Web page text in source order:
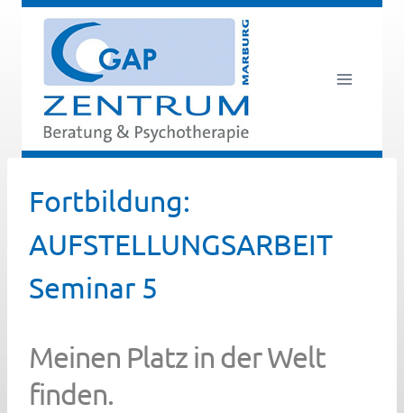
Zum
springen
Fortbildung:
AUFSTELLUNGSARBEIT
Seminar 5
Meinen Platz in der Welt
finden.